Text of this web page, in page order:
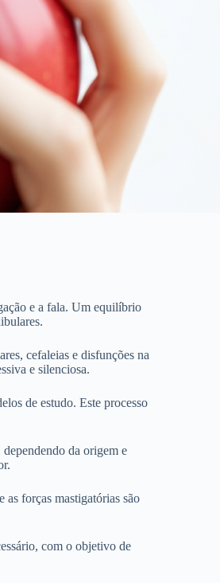
e a fala. Um equilíbrio
cefaleias e disfunções na
e silenciosa.
de estudo. Este processo
da origem e
as forças mastigatórias são
com o objetivo de